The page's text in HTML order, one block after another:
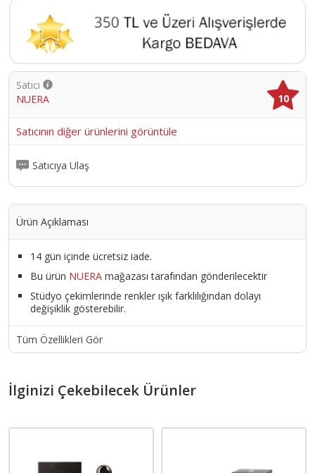
Satıcı
NUERA
10
Satıcının diğer ürünlerini görüntüle
Satıcıya Ulaş
Ürün Açıklaması
14 gün içinde ücretsiz iade.
Bu ürün NUERA mağazası tarafından gönderilecektir
Stüdyo çekimlerinde renkler ışık farklılığından dolayı
değişiklik gösterebilir.
Tüm Özellikleri Gör
İlginizi Çekebilecek Ürünler